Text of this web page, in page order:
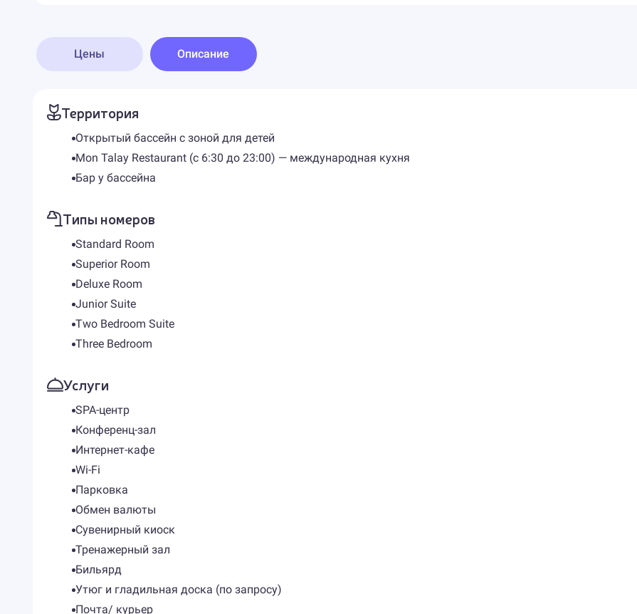
Цены Описание
Территория
Открытый бассейн с зоной для детей
Mon Talay Restaurant (с 6:30 до 23:00) — международная кухня
Бар у бассейна
Типы номеров
Standard Room
Superior Room
Deluxe Room
Junior Suite
Two Bedroom Suite
Three Bedroom
Услуги
SPA-центр
Конференц-зал
Интернет-кафе
Wi-Fi
Парковка
Обмен валюты
Сувенирный киоск
Тренажерный зал
Бильярд
Утюг и гладильная доска (по запросу)
Почта/ курьер